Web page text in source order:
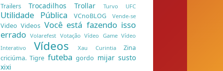
Trailers Trocadilhos Trollar Turvo UFC
Utilidade Pública VCnoBLOG Vende-se
VideoVideos Você está fazendo isso
erradoVolarefest VotaçãoVídeo GameVídeo
Interativo Vídeos Xau Curintia Zina
criciúma. Tigre futebagordo mijarsusto
xixi